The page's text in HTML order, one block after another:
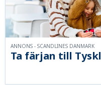
Ta färjan till
ANNONS - SCANDLINES DANMARK